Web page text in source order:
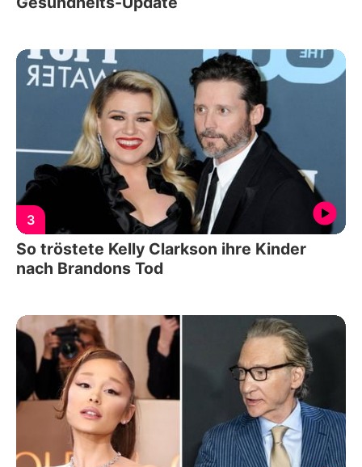
3
So tröstete Kelly Clarkson ihre Kinder
nach Brandons Tod